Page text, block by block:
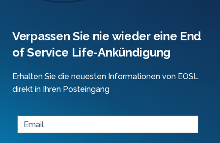
Verpassen Sie nie wieder eine End
of Service Life-Ankündigung
Erhalten Sie die neuesten Informationen von EOSL
direkt in Ihren Posteingang